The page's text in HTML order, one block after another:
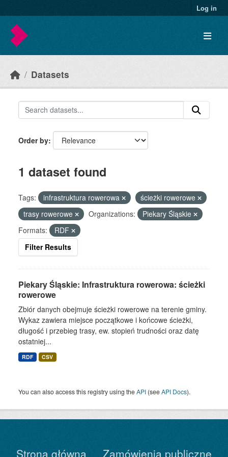
Log in
Datasets
Order by
1 dataset found
Tags: infrastruktura rowerowa
ścieżki rowerowe
trasy rowerowe
Organizations:
Piekary Śląskie
Formats:
RDF
Filter Results
Piekary Śląskie: Infrastruktura rowerowa: ścieżki
rowerowe
Zbiór danych obejmuje ścieżki rowerowe na terenie gminy.
Wykaz zawiera miejsce początkowe i końcowe ścieżki,
długość i przebieg trasy, ew. stopień trudności oraz datę
ostatniej...
RDF CSV
You can also access this registry using theAPI (seeAPI Docs).
Strona główna Zamówienia publiczne